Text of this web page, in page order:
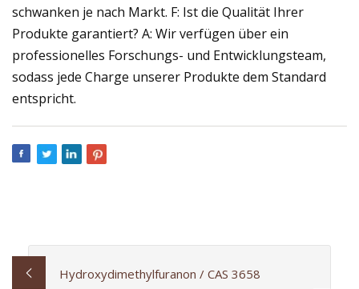
schwanken je nach Markt. F: Ist die Qualität Ihrer
Produkte garantiert? A: Wir verfügen über ein
professionelles Forschungs- und Entwicklungsteam,
sodass jede Charge unserer Produkte dem Standard
entspricht.
Hydroxydimethylfuranon / CAS 3658